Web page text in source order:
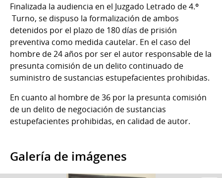
Finalizada la audiencia en el Juzgado Letrado de 4.º
Turno, se dispuso la formalización de ambos
detenidos por el plazo de 180 días de prisión
preventiva como medida cautelar. En el caso del
hombre de 24 años por ser el autor responsable de la
presunta comisión de un delito continuado de
suministro de sustancias estupefacientes prohibidas.
En cuanto al hombre de 36 por la presunta comisión
de un delito de negociación de sustancias
estupefacientes prohibidas, en calidad de autor.
Galería de imágenes